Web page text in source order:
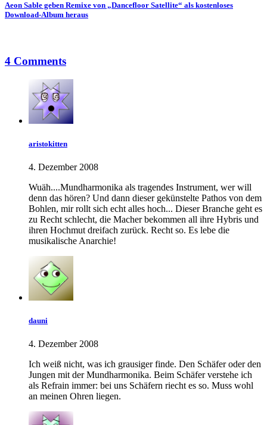
Aeon Sable geben Remixe von „Dancefloor Satellite“ als kostenloses
Download-Album heraus
4 Comments
aristokitten
4. Dezember 2008
Wuäh....Mundharmonika als tragendes Instrument, wer will
denn das hören? Und dann dieser gekünstelte Pathos von dem
Bohlen, mir rollt sich echt alles hoch... Dieser Branche geht es
zu Recht schlecht, die Macher bekommen all ihre Hybris und
ihren Hochmut dreifach zurück. Recht so. Es lebe die
musikalische Anarchie!
dauni
4. Dezember 2008
Ich weiß nicht, was ich grausiger finde. Den Schäfer oder den
Jungen mit der Mundharmonika. Beim Schäfer verstehe ich
als Refrain immer: bei uns Schäfern riecht es so. Muss wohl
an meinen Ohren liegen.